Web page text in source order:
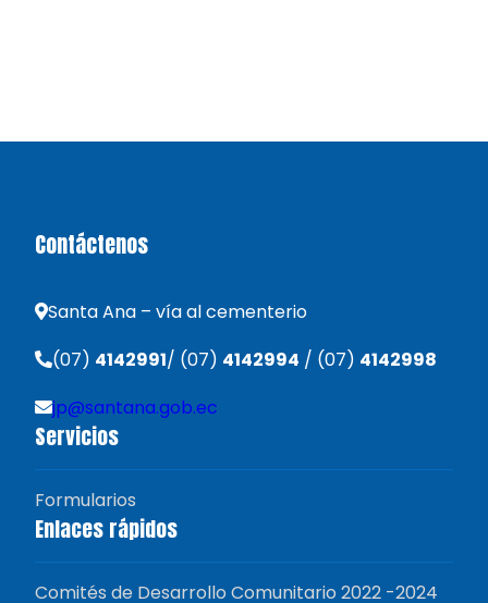
Contáctenos
Santa Ana – vía al cementerio
(07) 4142991/ (07) 4142994 / (07) 4142998
jp@santana.gob.ec
Servicios
Formularios
Enlaces rápidos
Comités de Desarrollo Comunitario 2022 -2024